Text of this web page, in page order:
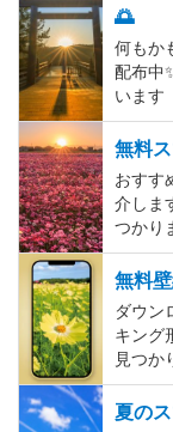
🌅
何もか
配布中
います
無料
おすす
介しま
つかり
無料
ダウン
キング
見つか
夏の